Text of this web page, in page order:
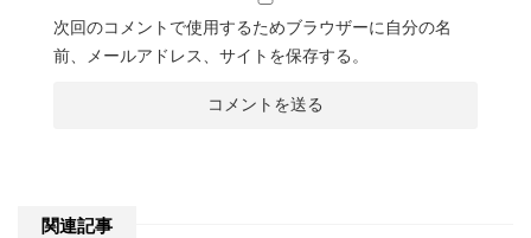
次回のコメントで使用するためブラウザーに自分の名
前、メールアドレス、サイトを保存する。
関連記事